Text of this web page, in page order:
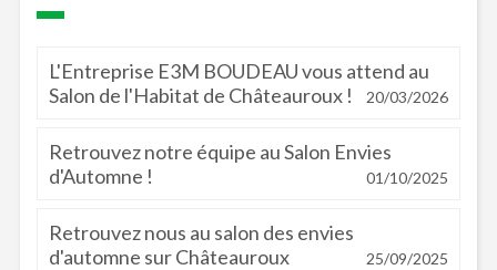
L'Entreprise E3M BOUDEAU vous attend au
Salon de l'Habitat de Châteauroux !
20/03/2026
Retrouvez notre équipe au Salon Envies
d'Automne !
01/10/2025
Retrouvez nous au salon des envies
d'automne sur Châteauroux
25/09/2025